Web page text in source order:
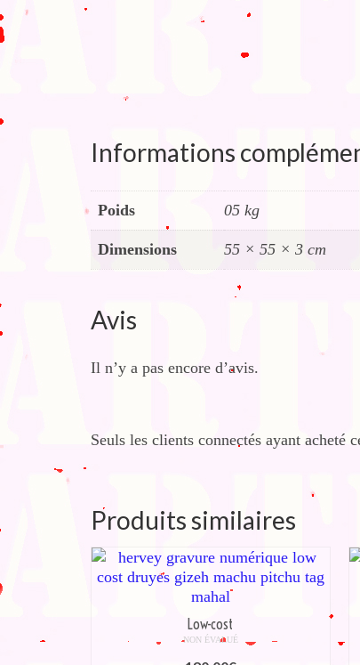
Informations
Poids 05 kg
Dimensions 55 × 55 × 3 cm
Avis
Il n’y a pas encore d’avis.
Seuls les clients connectés ayant
Produits similaires
Low-cost
NON ÉVALUÉ